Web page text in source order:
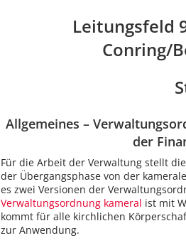
Leitungsfeld
Conring/
Allgemeines –
der
Für die Arbeit der Verwaltung stellt
der Übergangsphase von der
es zwei Versionen der
Verwaltungsordnung kameral ist mit
kommt für alle kirchlichen
zur Anwendung.